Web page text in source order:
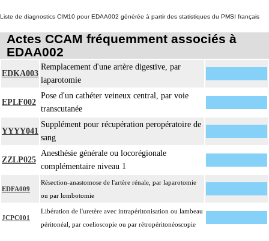
4
- pose et ablation des canules
- choix du niveau d'hypothermie
- choix du débit de CEC
- décision d'arrêt circulatoire
- définition des protocoles de remplissage
- décision de cardioplégie
- décision d'assistance circulatoire.
4 Le pontage artériel inclut la thromboendartériectomie de contigüité.
intrathoracique associée, la pose de drain pleural et/ou péricardique.
Liste de diagnostics CIM10 pour EDAA002 générée à partir des statistiques du PMSI français
Actes CCAM fréquemment associés à
EDAA002
EDKA003
Remplacement d'une artère digestive, par
laparotomie
EPLF002
Pose d'un cathéter veineux central, par voie
transcutanée
YYYY041
Supplément pour récupération peropératoire de
sang
ZZLP025
Anesthésie générale ou locorégionale
complémentaire niveau 1
EDFA009
Résection-anastomose de l'artère rénale, par laparotomie
ou par lombotomie
JCPC001
Libération de l'uretère avec intrapéritonisation ou lambeau
péritonéal, par coelioscopie ou par rétropéritonéoscopie